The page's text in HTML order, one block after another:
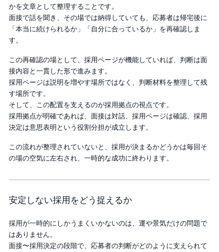
かを文章として整理することです。
面接で話を聞き、その場では納得していても、応募者は帰宅後に
「本当に続けられるか」「自分に合っているか」を再確認しま
す。
この再確認の場として、採用ページが機能していれば、判断は面
接内容と一貫した形で進みます。
採用ページは説明を増やす場所ではなく、判断材料を整理して残
す場所です。
そして、この配置を支えるのが採用拠点の視点です。
採用拠点が明確であれば、面接は対話、採用ページは確認、採用
決定は意思表明という役割分担が成立します。
この流れが整理されていないと、採用が決まるかどうかは毎回そ
の場の空気に左右され、一時的な成功に終わります。
安定しない採用をどう捉えるか
採用が一時的にしかうまくいかないのは、運や景気だけの問題で
はありません。
面接〜採用決定の段階で、応募者の判断がどのように支えられて